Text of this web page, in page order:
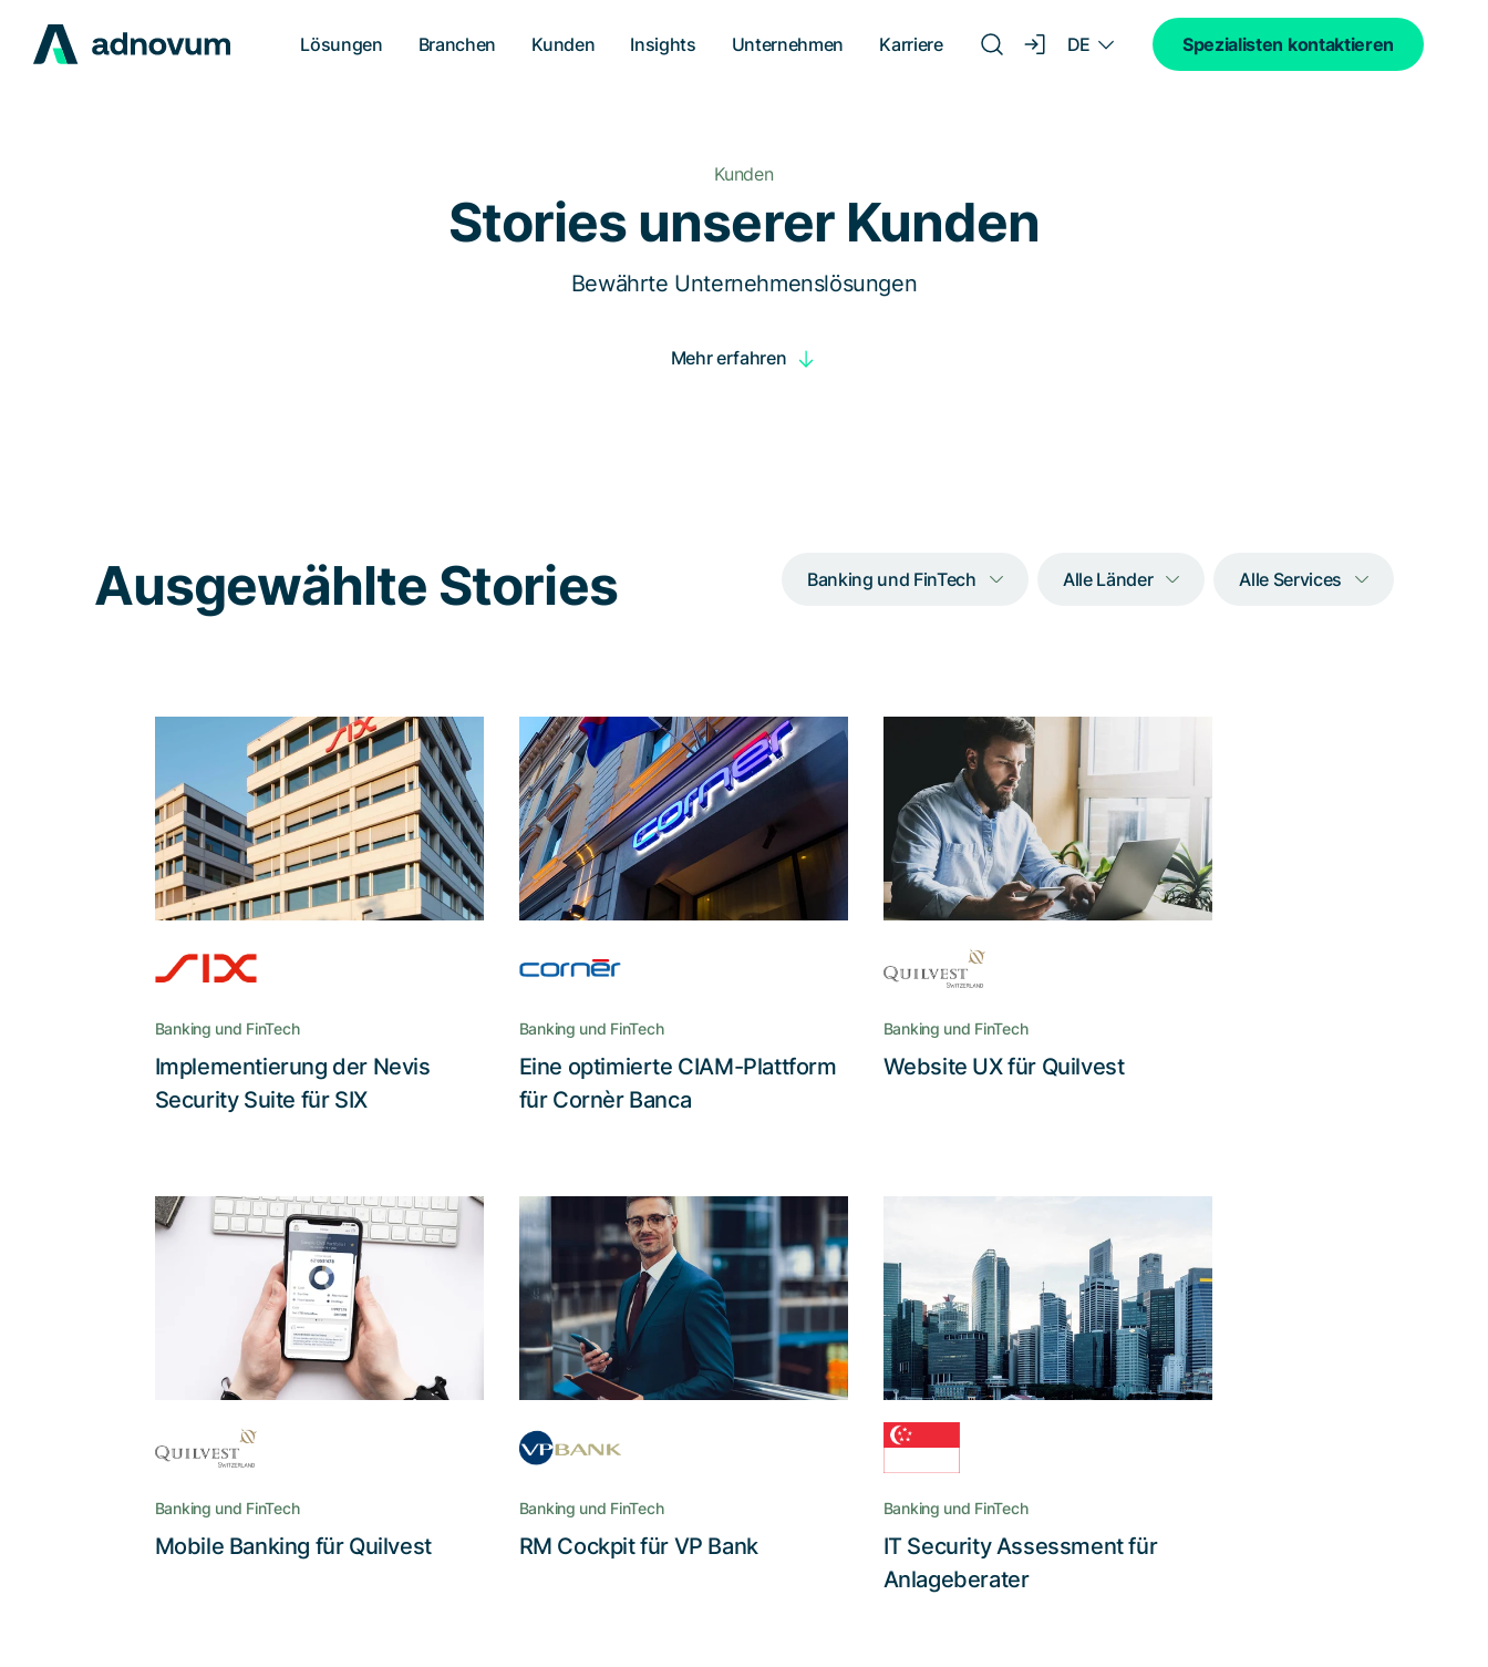
Lösungen Branchen Kunden Insights Unternehmen Karriere DE Spezialisten kontaktieren
Kunden
Stories unserer Kunden
Bewährte Unternehmenslösungen
Mehr erfahren
Ausgewählte Stories Banking und FinTech Alle Länder Alle Services
Wenn Sie Ihr CIAM auf
die nächste Stufe
bringen wollen,
verlassen Sie sich auf
Adnovum
nahtloser Übergang zum neuen
CIAM bei SIX
Lesen Sie die Story
Banking und FinTech
Implementierung der Nevis
Security Suite für SIX
Wie Adnovum ein
fragmentiertes
Identitätssystem in
eine starke Nevis-
Lösung
zusammenführte
Dank der kompetenten Umsetzung
Banca den vollen Nutzen aus der
Lesen Sie die Story
Banking und FinTech
Eine optimierte CIAM-Plattform
für Cornèr Banca
Wenn bei der
Erstellung einer
Website von Anfang
an UX Best Practices
zur Geltung kommen
und über Quilvest über die neu
geschaffenen, digitalen Kanäle
Banking und FinTech
Website UX für Quilvest
UX Consulting,
Konzept- und agile
App-Entwicklung
Wie man die
Vermögensverwaltung und das
Abwickeln von Bankgeschäften für
Unternehmer und Familien so
einfach, aber auch so sicher wie
Banking und FinTech
Mobile Banking für Quilvest
Verbesserter Service –
dank verbesserter
Software
Das Tool vereint Kundendaten und
Geschäftsprozesse in einer
intuitiven Bedienoberfläche und
zwischen Berater und Kunde
Banking und FinTech
RM Cockpit für VP Bank
Die IT-
Sicherheitsexpertise
von Adnovum in
Aktion
Wenn Interessenvertreter für das
Verwalten neuer Finanzgüter den
höchsten Standard an IT-Sicherheit
Banking und FinTech
IT Security Assessment für
Anlageberater